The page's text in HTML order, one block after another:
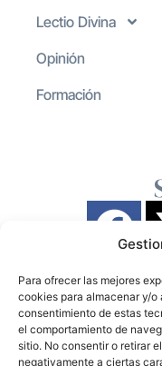
Para ofrecer las mejores
cookies para almacenar y/o
consentimiento de estas
el comportamiento de
sitio. No consentir o retirar
negativamente a ciertas
Lectio Divina
Opinión
Formación